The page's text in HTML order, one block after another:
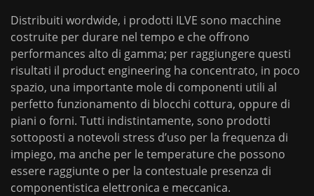
Distribuiti wordwide, i prodotti ILVE sono macchine
costruite per durare nel tempo e che offrono
performances alto di gamma; per raggiungere questi
risultati il product engineering ha concentrato, in poco
spazio, una importante mole di componenti utili al
perfetto funzionamento di blocchi cottura, oppure di
piani o forni. Tutti indistintamente, sono prodotti
sottoposti a notevoli stress d’uso per la frequenza di
impiego, ma anche per le temperature che possono
essere raggiunte o per la contestuale presenza di
componentistica elettronica e meccanica.